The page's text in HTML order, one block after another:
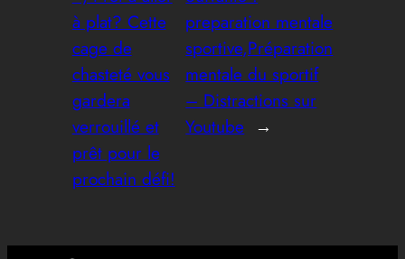
à plat? Cette
cage de
chasteté vous
gardera
verrouillé et
prêt pour le
prochain défi!
preparation mentale
sportive,Préparation
mentale du sportif
– Distractions sur
Youtube →